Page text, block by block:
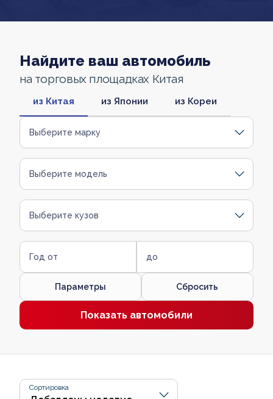
Найдите ваш автомобиль
на торговых площадках Китая
из Китая из Японии из Кореи
Выберите марку
Выберите модель
Выберите кузов
Год от до
Параметры Сбросить
Показать автомобили
Сортировка